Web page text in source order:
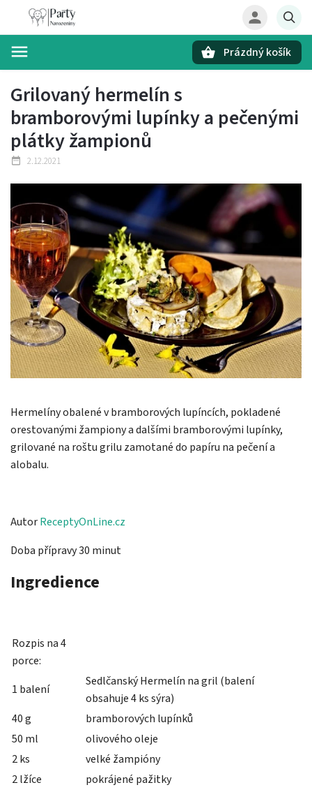
Prázdný košík
Grilovaný hermelín s
bramborovými lupínky a pečenými
plátky žampionů
2.12.2021
Hermelíny obalené v bramborových lupíncích, pokladené
orestovanými žampiony a dalšími bramborovými lupínky,
grilované na roštu grilu zamotané do papíru na pečení a
alobalu.
AutorReceptyOnLine.cz
Doba přípravy 30 minut
Ingredience
Rozpis na 4
porce:
1 balení
Sedlčanský Hermelín na gril (balení
obsahuje 4 ks sýra)
40 g
bramborových lupínků
50 ml
olivového oleje
2 ks
velké žampióny
2 lžíce
pokrájené pažitky